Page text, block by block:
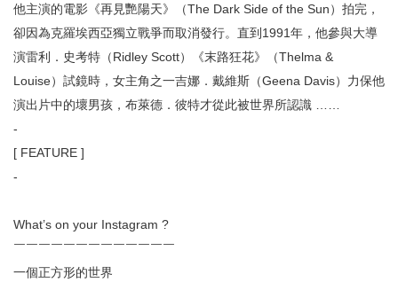
他主演的電影《再見艷陽天》（The Dark Side of the Sun）拍完，
卻因為克羅埃西亞獨立戰爭而取消發行。直到1991年，他參與大導
演雷利．史考特（Ridley Scott）《末路狂花》（Thelma &
Louise）試鏡時，女主角之一吉娜．戴維斯（Geena Davis）力保他
演出片中的壞男孩，布萊德．彼特才從此被世界所認識 ……
-
[ FEATURE ]
-
What’s on your Instagram ?
￣￣￣￣￣￣￣￣￣￣￣￣￣
一個正方形的世界